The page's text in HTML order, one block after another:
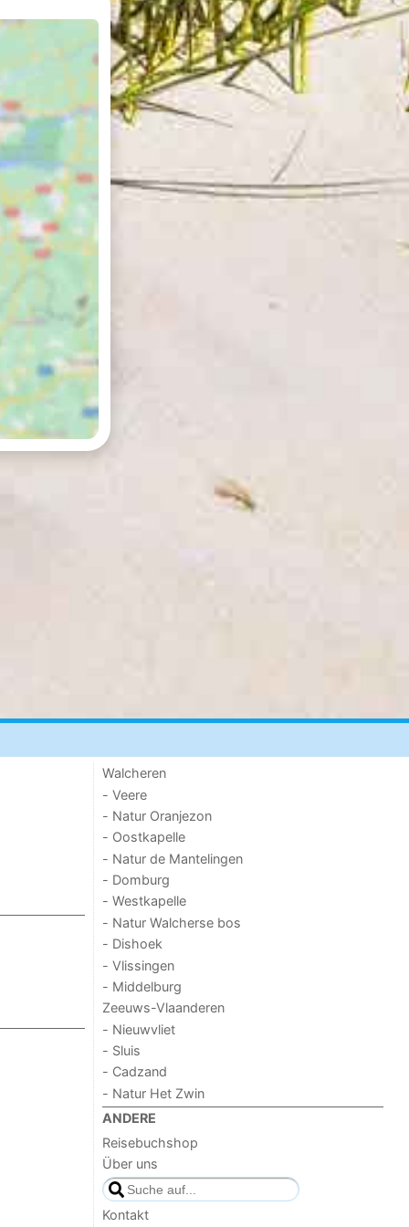
Walcheren
- Veere
- Natur Oranjezon
- Oostkapelle
- Natur de Mantelingen
- Domburg
- Westkapelle
- Natur Walcherse bos
- Dishoek
- Vlissingen
- Middelburg
Zeeuws-Vlaanderen
- Nieuwvliet
- Sluis
- Cadzand
- Natur Het Zwin
ANDERE
Reisebuchshop
Über uns
Kontakt